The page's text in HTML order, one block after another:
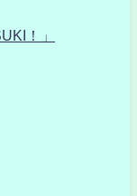
！」